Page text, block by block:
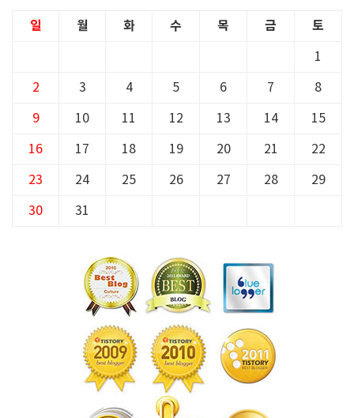
일 월 화 수 목 금 토
1
2 3 4 5 6 7 8
9 10 11 12 13 14 15
16 17 18 19 20 21 22
23 24 25 26 27 28 29
30 31